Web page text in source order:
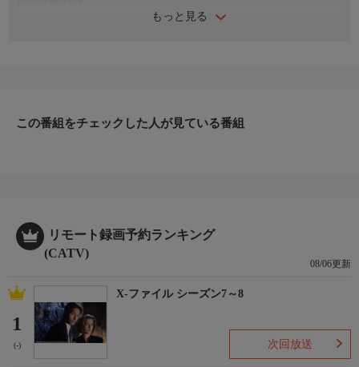
もっと見る
ファッション、ビューティー、ホームグッズ、グルメなど、バイ
ＨＰ：https://www.shopch.jp
この番組をチェックした人が見ている番組
リモート録画予約ランキング
(CATV)
08/06更新
1
(-)
X-ファイル シーズン7～8
次回放送